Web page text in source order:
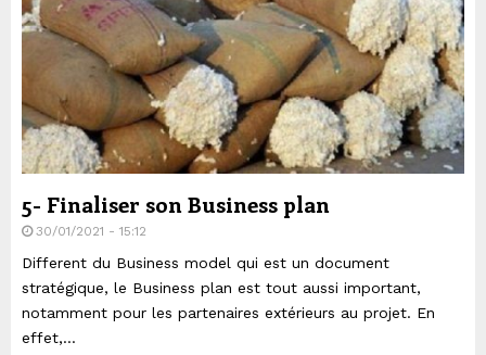
5- Finaliser son Business plan
30/01/2021 - 15:12
Different du Business model qui est un document
stratégique, le Business plan est tout aussi important,
notamment pour les partenaires extérieurs au projet. En
effet,...